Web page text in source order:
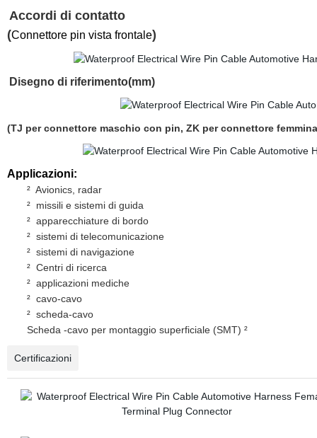
Accordi di contatto
(Connettore pin vista frontale)
Disegno di riferimento(mm)
(TJ per connettore maschio con pin, ZK per connettore
Applicazioni:
² Avionics, radar
² missili e sistemi di guida
² apparecchiature di bordo
² sistemi di telecomunicazione
² sistemi di navigazione
² Centri di ricerca
² applicazioni mediche
² cavo-cavo
² scheda-cavo
Scheda -cavo per montaggio superficiale (SMT) ²
Certificazioni